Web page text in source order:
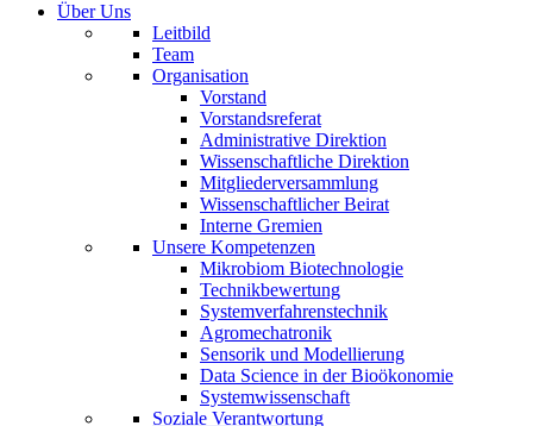
Über Uns
Leitbild
Team
Organisation
Vorstand
Vorstandsreferat
Administrative Direktion
Wissenschaftliche Direktion
Mitgliederversammlung
Wissenschaftlicher Beirat
Interne Gremien
Unsere Kompetenzen
Mikrobiom Biotechnologie
Technikbewertung
Systemverfahrenstechnik
Agromechatronik
Sensorik und Modellierung
Data Science in der Bioökonomie
Systemwissenschaft
Soziale Verantwortung